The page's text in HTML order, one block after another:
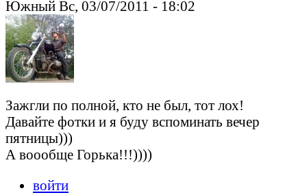
Южный Вс, 03/07/2011 - 18:02
Зажгли по полной, кто не был, тот лох!
Давайте фотки и я буду вспоминать вечер
пятницы)))
А воообще Горька!!!))))
войти